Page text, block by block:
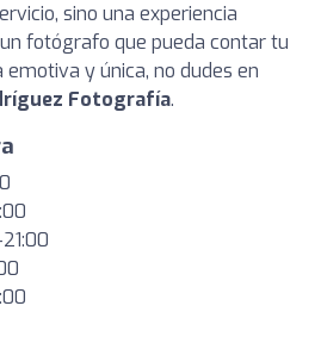
sino una experiencia
fotógrafo que pueda contar tu
y única, no dudes en
Fotografía.